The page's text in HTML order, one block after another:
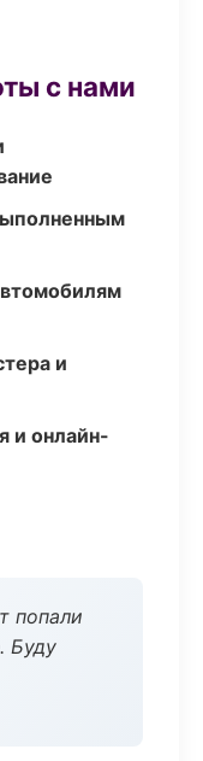
с нами
и
и онлайн-
попали
Буду